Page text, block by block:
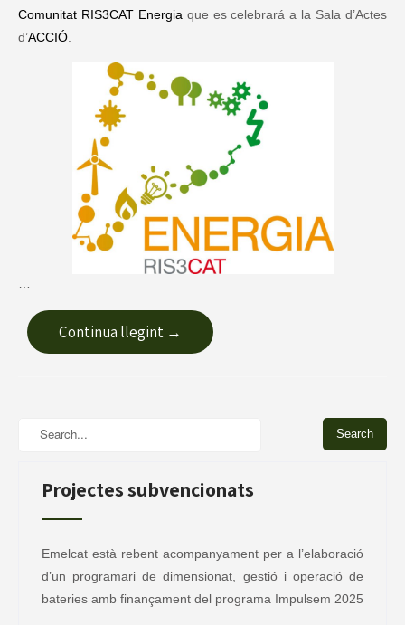
Comunitat RIS3CAT Energia que es celebrará a la Sala d’Actes
d’ACCIÓ
Continua llegint →
Projectes subvencionats
Emelcat està rebent acompanyament per a l’elaboració
d’un programari de dimensionat, gestió i operació de
bateries amb finançament del programa Impulsem 2025